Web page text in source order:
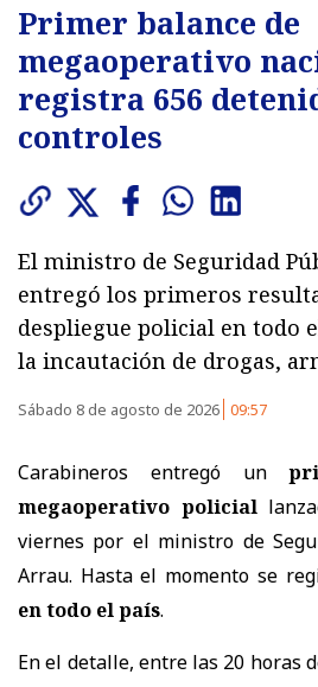
Primer balance de
megaoperativo
registra 656
controles
El ministro de Seguridad
entregó los primeros
despliegue policial en todo
la incautación de drogas,
Sábado 8 de agosto de 2026 09:57
Carabineros entregó un
megaoperativo policial
viernes por el ministro de
Arrau. Hasta el momento se
en todo el país.
En el detalle, entre las 20 horas